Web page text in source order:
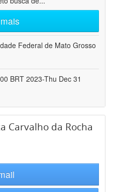
Federal de Mato Grosso
BRT 2023-Thu Dec 31
Carvalho da Rocha